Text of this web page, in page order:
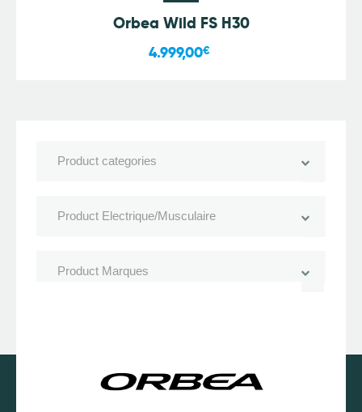
Orbea Wild FS H30
4.999,00€